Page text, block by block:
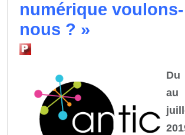
numérique voulons-
nous ? »
Du